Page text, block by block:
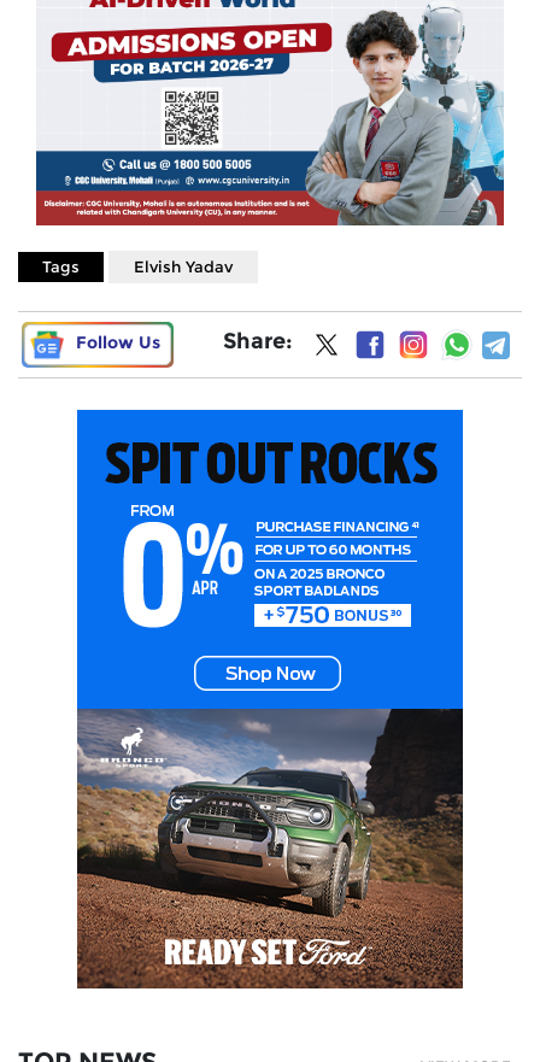
Tags Elvish Yadav
Follow Us Share: